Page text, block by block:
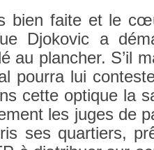
bien faite et le
Djokovic a
au planch­er. S’il
pour­ra lui
cette opt­ique la
les juges de
ses quar­ti­ers,